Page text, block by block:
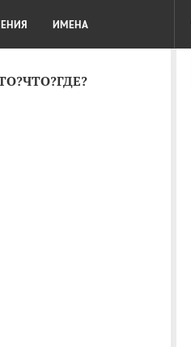
ИМЕНА